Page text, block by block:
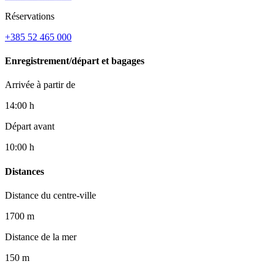
Réservations
+385 52 465 000
Enregistrement/départ et bagages
Arrivée à partir de
14:00 h
Départ avant
10:00 h
Distances
Distance du centre-ville
1700 m
Distance de la mer
150 m